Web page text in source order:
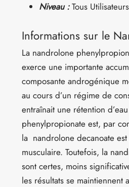
Niveau :Tous Utilisateurs
Informations sur le
La nandrolone
exerce une importante
composante androgénique
au cours d’un régime de
entraînait une rétention
phenylpropionate est, par
la nandrolone decanoate
musculaire. Toutefois, la
sont certes, moins
les résultats se